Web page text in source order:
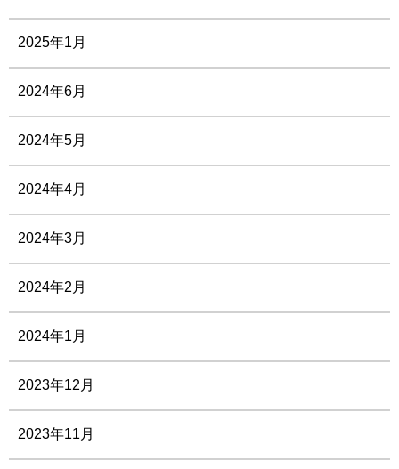
2025年1月
2024年6月
2024年5月
2024年4月
2024年3月
2024年2月
2024年1月
2023年12月
2023年11月